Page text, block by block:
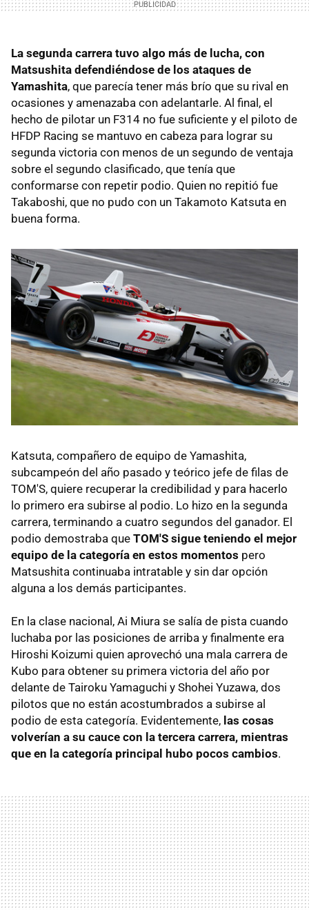
La segunda carrera tuvo algo más de lucha, con
Matsushita defendiéndose de los ataques de
Yamashita, que parecía tener más brío que su rival en
ocasiones y amenazaba con adelantarle. Al final, el
hecho de pilotar un F314 no fue suficiente y el piloto de
HFDP Racing se mantuvo en cabeza para lograr su
segunda victoria con menos de un segundo de ventaja
sobre el segundo clasificado, que tenía que
conformarse con repetir podio. Quien no repitió fue
Takaboshi, que no pudo con un Takamoto Katsuta en
buena forma.
Katsuta, compañero de equipo de Yamashita,
subcampeón del año pasado y teórico jefe de filas de
TOM'S, quiere recuperar la credibilidad y para hacerlo
lo primero era subirse al podio. Lo hizo en la segunda
carrera, terminando a cuatro segundos del ganador. El
podio demostraba que TOM'S sigue teniendo el mejor
equipo de la categoría en estos momentos pero
Matsushita continuaba intratable y sin dar opción
alguna a los demás participantes.
En la clase nacional, Ai Miura se salía de pista cuando
luchaba por las posiciones de arriba y finalmente era
Hiroshi Koizumi quien aprovechó una mala carrera de
Kubo para obtener su primera victoria del año por
delante de Tairoku Yamaguchi y Shohei Yuzawa, dos
pilotos que no están acostumbrados a subirse al
podio de esta categoría. Evidentemente, las cosas
volverían a su cauce con la tercera carrera, mientras
que en la categoría principal hubo pocos cambios.